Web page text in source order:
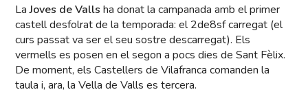
LaJoves de Valls ha donat la campanada amb el primer
castell desfolrat de la temporada: el 2de8sf carregat (el
curs passat va ser el seu sostre descarregat). Els
vermells es posen en el segon a pocs dies de Sant Fèlix.
De moment, els Castellers de Vilafranca comanden la
taula i, ara, la Vella de Valls es tercera.